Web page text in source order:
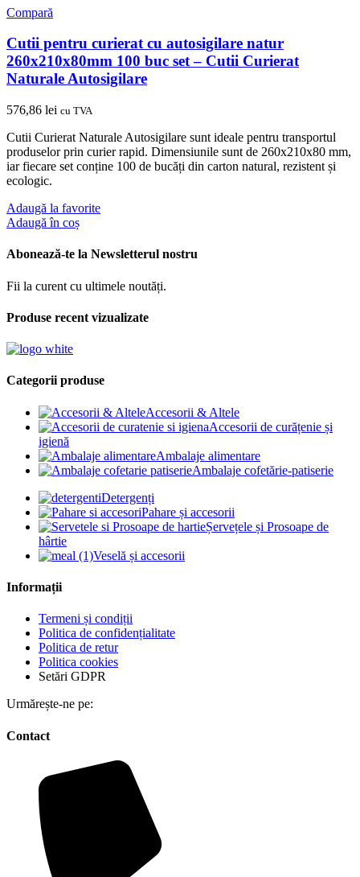
Compară
Cutii pentru curierat cu autosigilare natur
260x210x80mm 100 buc set – Cutii Curierat
Naturale Autosigilare
576,86 lei cu TVA
Cutii Curierat Naturale Autosigilare sunt ideale pentru transportul
produselor prin curier rapid. Dimensiunile sunt de 260x210x80 mm,
iar fiecare set conține 100 de bucăți din carton natural, rezistent și
ecologic.
Adaugă la favorite
Adaugă în coș
Abonează-te la Newsletterul nostru
Fii la curent cu ultimele noutăți.
Produse recent vizualizate
Categorii produse
Accesorii & Altele
Accesorii de curățenie și
igienă
Ambalaje alimentare
Ambalaje cofetărie-patiserie
Detergenți
Pahare și accesorii
Șervețele și Prosoape de
hârtie
Veselă și accesorii
Informații
Termeni și condiții
Politica de confidențialitate
Politica de retur
Politica cookies
Setări GDPR
Urmărește-ne pe:
Contact